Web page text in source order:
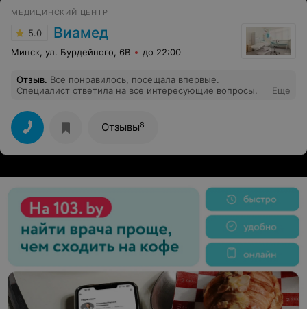
МЕДИЦИНСКИЙ ЦЕНТР
5.0 Виамед
Минск, ул. Бурдейного, 6В до 22:00
Отзыв. Все понравилось, посещала впервые.
Специалист ответила на все интересующие вопросы.
Еще
Отзывы8